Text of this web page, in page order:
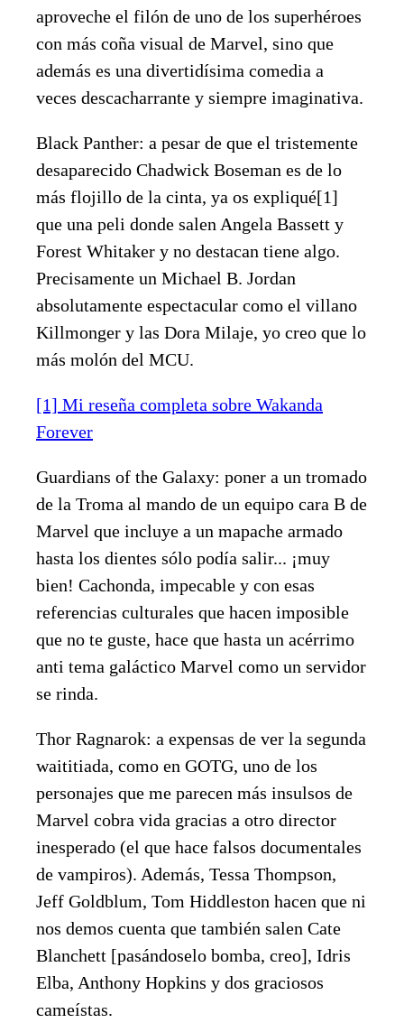
aproveche el filón de uno de los superhéroes
con más coña visual de Marvel, sino que
además es una divertidísima comedia a
veces descacharrante y siempre imaginativa.
Black Panther: a pesar de que el tristemente
desaparecido Chadwick Boseman es de lo
más flojillo de la cinta, ya os expliqué[1]
que una peli donde salen Angela Bassett y
Forest Whitaker y no destacan tiene algo.
Precisamente un Michael B. Jordan
absolutamente espectacular como el villano
Killmonger y las Dora Milaje, yo creo que lo
más molón del MCU.
[1] Mi reseña completa sobre Wakanda
Forever
Guardians of the Galaxy: poner a un tromado
de la Troma al mando de un equipo cara B de
Marvel que incluye a un mapache armado
hasta los dientes sólo podía salir... ¡muy
bien! Cachonda, impecable y con esas
referencias culturales que hacen imposible
que no te guste, hace que hasta un acérrimo
anti tema galáctico Marvel como un servidor
se rinda.
Thor Ragnarok: a expensas de ver la segunda
waititiada, como en GOTG, uno de los
personajes que me parecen más insulsos de
Marvel cobra vida gracias a otro director
inesperado (el que hace falsos documentales
de vampiros). Además, Tessa Thompson,
Jeff Goldblum, Tom Hiddleston hacen que ni
nos demos cuenta que también salen Cate
Blanchett [pasándoselo bomba, creo], Idris
Elba, Anthony Hopkins y dos graciosos
cameístas.